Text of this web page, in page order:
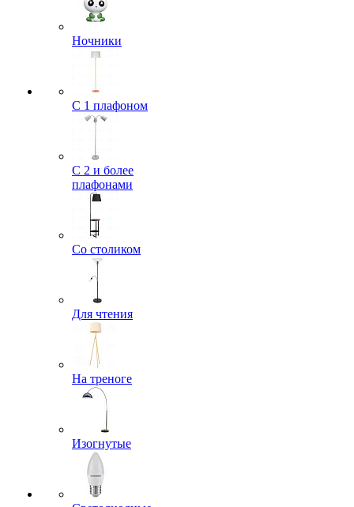
Ночники
С 1 плафоном
С 2 и более
плафонами
Со столиком
Для чтения
На треноге
Изогнутые